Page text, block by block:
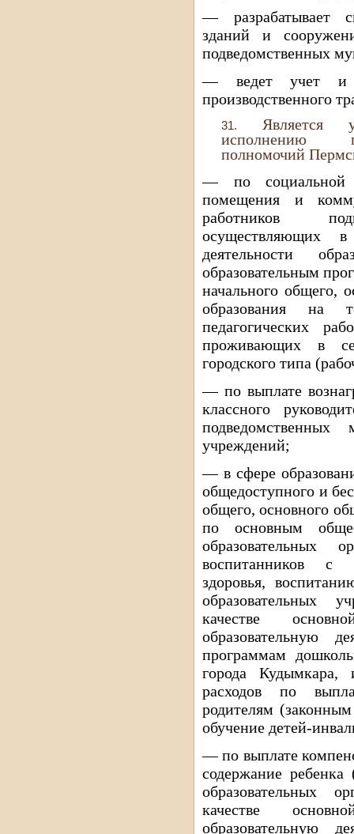
— разрабатывает
зданий и
подведомственных
— ведет учет и
производственного
Является
исполнению
полномочий
— по социальной
помещения и
работников
осуществляющих
деятельности
образовательным
начального общего,
образования на
педагогических
проживающих в
городского типа
— по выплате
классного
подведомственных
учреждений;
— в сфере
общедоступного и
общего, основного
по основным
образовательных
воспитанников с
здоровья,
образовательных
качестве
образовательную
программам
города
расходов по
родителям
обучение детей-
— по выплате
содержание
образовательных
качестве
образовательную